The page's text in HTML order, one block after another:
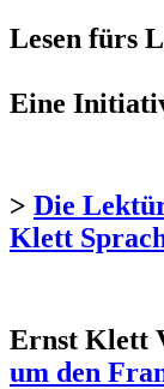
Lesen fürs
Eine
> Die
Klett
Ernst Klett
um den